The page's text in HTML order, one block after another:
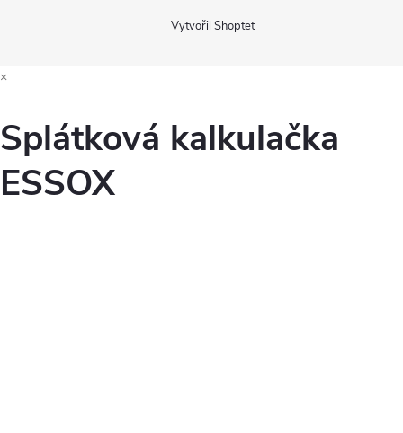
Vytvořil Shoptet
×
Splátková kalkulačka
ESSOX